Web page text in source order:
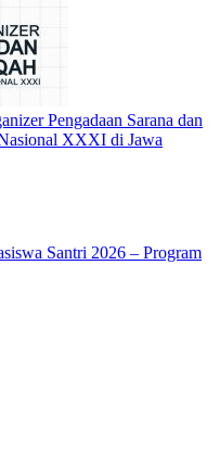
Pengadaan Sarana dan
XXXI di Jawa
Santri 2026 – Program